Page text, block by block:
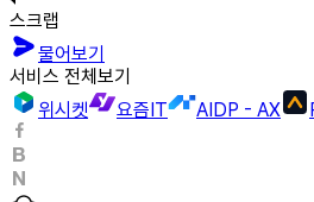
스크랩
물어보기
서비스 전체보기
위시켓
요즘IT AIDP - AX